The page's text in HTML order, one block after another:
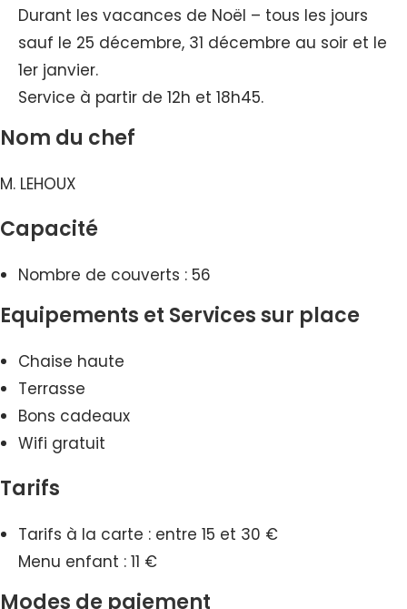
Durant les vacances de Noël – tous les jours
sauf le 25 décembre, 31 décembre au soir et le
1er janvier.
Service à partir de 12h et 18h45.
Nom du chef
M. LEHOUX
Capacité
Nombre de couverts : 56
Equipements et Services sur place
Chaise haute
Terrasse
Bons cadeaux
Wifi gratuit
Tarifs
Tarifs à la carte : entre 15 et 30 €
Menu enfant : 11 €
Modes de paiement